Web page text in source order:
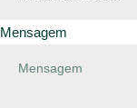
Mensagem